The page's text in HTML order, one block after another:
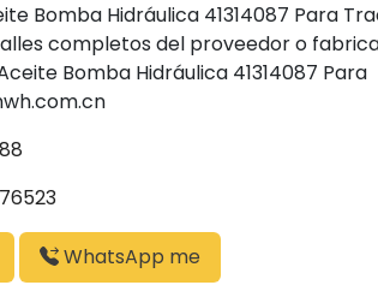
Bomba Hidráulica 41314087 Para
completos del proveedor o
Bomba Hidráulica 41314087 Para
WhatsApp me